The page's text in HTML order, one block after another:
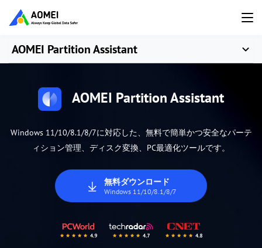
AOMEI Partition Assistant
AOMEI Partition Assistant
Windows 11/10/8.1/8/7に対応した、無料で簡単かつ安全なパーテ
ィション管理、ディスク変換、PC最適化ツールです。
無料ダウンロード
Windows 11/10/8.1/8/7